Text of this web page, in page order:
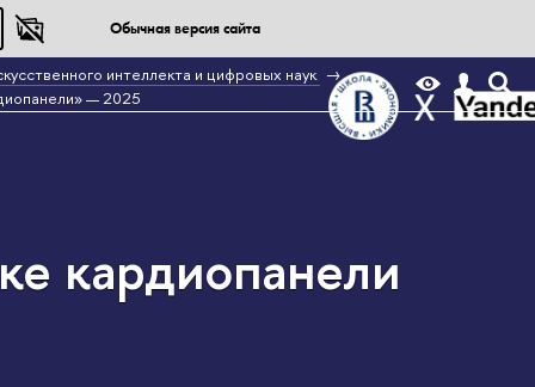
Обычная версия сайта
интеллекта и цифровых наук
— 2025
кардиопанели